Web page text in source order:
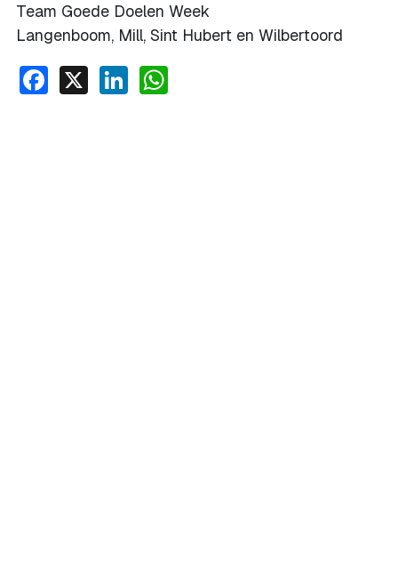
Team Goede Doelen Week
Langenboom, Mill, Sint Hubert en Wilbertoord
Facebook
X LinkedIn